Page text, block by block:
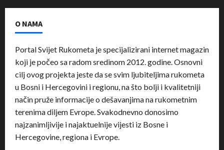
O NAMA
Portal Svijet Rukometa je specijalizirani internet magazin
koji je počeo sa radom sredinom 2012. godine. Osnovni
cilj ovog projekta jeste da se svim ljubiteljima rukometa
u Bosni i Hercegovini i regionu, na što bolji i kvalitetniji
način pruže informacije o dešavanjima na rukometnim
terenima diljem Evrope. Svakodnevno donosimo
najzanimljivije i najaktuelnije vijesti iz Bosne i
Hercegovine, regiona i Evrope.